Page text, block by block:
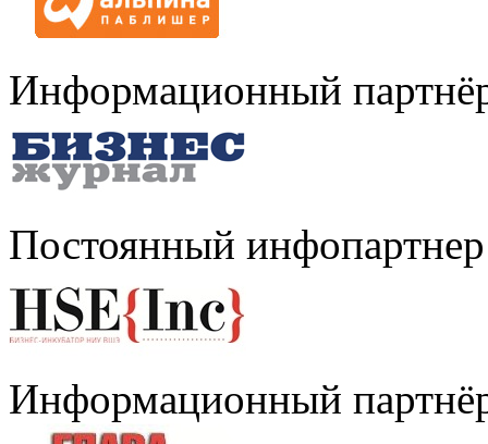
Информационный
Постоянный инфопартнер
Информационный